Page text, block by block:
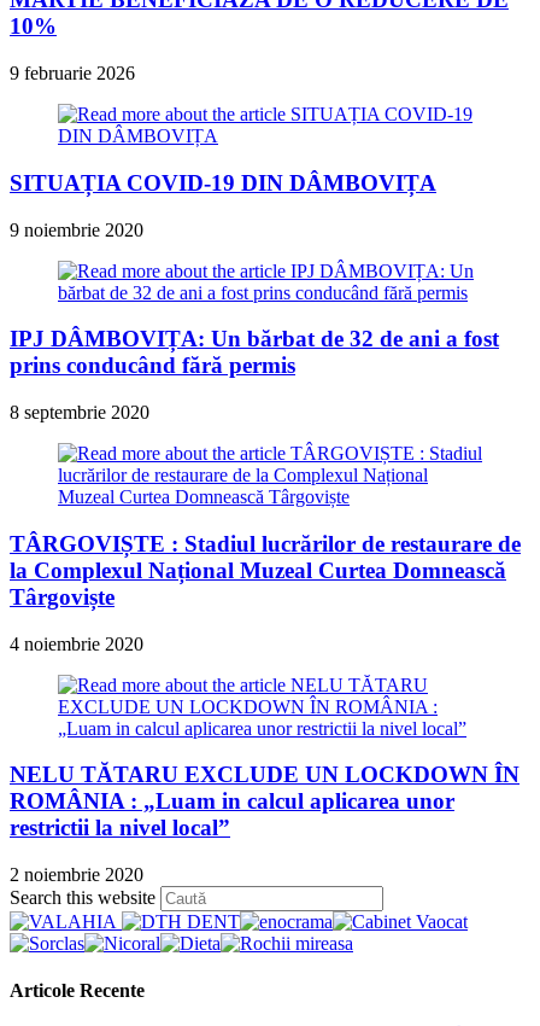
10%
9 februarie 2026
SITUAȚIA COVID-19 DIN DÂMBOVIȚA
9 noiembrie 2020
IPJ DÂMBOVIȚA: Un bărbat de 32 de ani a fost
prins conducând fără permis
8 septembrie 2020
TÂRGOVIȘTE : Stadiul lucrărilor de restaurare de
la Complexul Național Muzeal Curtea Domnească
Târgoviște
4 noiembrie 2020
NELU TĂTARU EXCLUDE UN LOCKDOWN ÎN
ROMÂNIA : „Luam in calcul aplicarea unor
restrictii la nivel local”
2 noiembrie 2020
Search this website
Escape
Articole Recente